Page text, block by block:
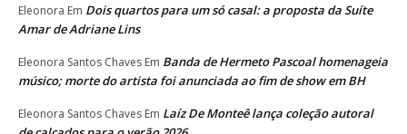
Eleonora Em Dois quartos para um só casal: a proposta da Suíte
Amar de Adriane Lins
Eleonora Santos Chaves Em Banda de Hermeto Pascoal homenageia
músico; morte do artista foi anunciada ao fim de show em BH
Eleonora Santos Chaves Em Laíz De Monteê lança coleção autoral